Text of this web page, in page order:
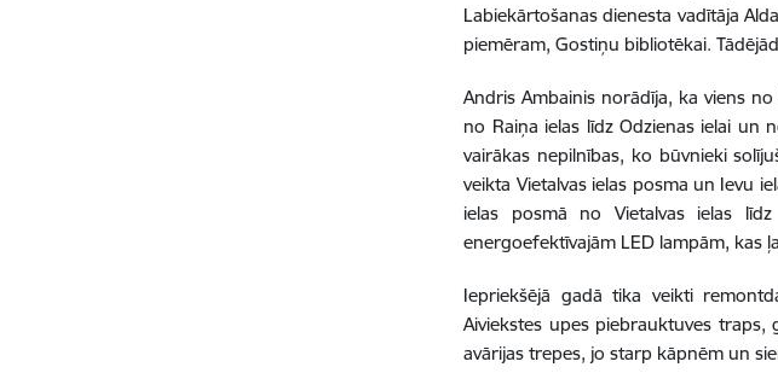
Labiekārtošanas dienesta vadītāja
piemēram, Gostiņu bibliotēkai.
Andris Ambainis norādīja, ka viens
no Raiņa ielas līdz Odzienas ielai un
vairākas nepilnības, ko būvnieki
veikta Vietalvas ielas posma un Ievu
ielas posmā no Vietalvas ielas
energoefektīvajām LED lampām, kas
Iepriekšējā gadā tika veikti
Aiviekstes upes piebrauktuves traps,
avārijas trepes, jo starp kāpnēm un